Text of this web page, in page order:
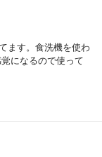
ます。食洗機を使わ
になるので使って